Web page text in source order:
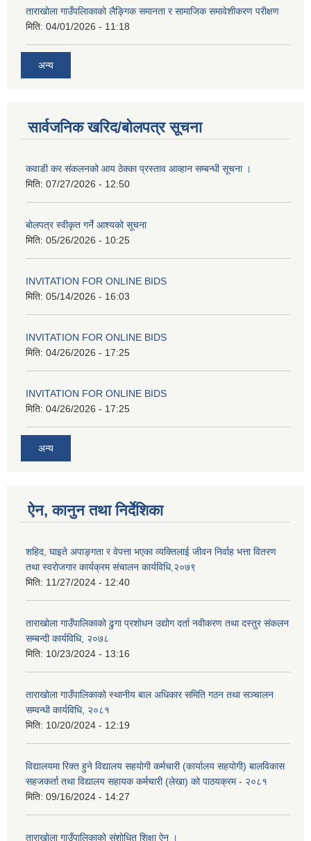
ताराखोला गाउँपलािकाको लैङ्गिक समानता र सामाजिक समावेशीकरण परीक्षण
मिति: 04/01/2026 - 11:18
अन्य
सार्वजनिक खरिद/बोलपत्र सूचना
कवाडी कर संकलनको आय ठेक्का प्रस्ताव आव्हान सम्बन्धी सूचना ।
मिति: 07/27/2026 - 12:50
बोलपत्र स्वीकृत गर्ने आश्यको सूचना
मिति: 05/26/2026 - 10:25
INVITATION FOR ONLINE BIDS
मिति: 05/14/2026 - 16:03
INVITATION FOR ONLINE BIDS
मिति: 04/26/2026 - 17:25
INVITATION FOR ONLINE BIDS
मिति: 04/26/2026 - 17:25
अन्य
ऐन, कानुन तथा निर्देशिका
शहिद, घाइते अपाङ्गता र वेपत्ता भएका व्यक्तिलाई जीवन निर्वाह भत्ता वितरण
तथा स्वरोजगार कार्यक्रम संचालन कार्यविधि,२०७९
मिति: 11/27/2024 - 12:40
ताराखोला गाउँपालिकाको ढुगा प्रशोधन उद्योग दर्ता नवीकरण तथा दस्तुर संकलन
सम्बन्दी कार्यविधि, २०७८
मिति: 10/23/2024 - 13:16
ताराखोला गाउँपालिकाको स्थानीय बाल अधिकार समिति गठन तथा सञ्चालन
सम्वन्धी कार्यविधि, २०८१
मिति: 10/20/2024 - 12:19
विद्यालयमा रिक्त हुने विद्यालय सहयोगी कर्मचारी (कार्यालय सहयोगी) बालविकास
सहजकर्ता तथा विद्यालय सहायक कर्मचारी (लेखा) को पाठयक्रम - २०८१
मिति: 09/16/2024 - 14:27
ताराखोला गाउँपालिकाको संशोधित शिक्षा ऐन ।